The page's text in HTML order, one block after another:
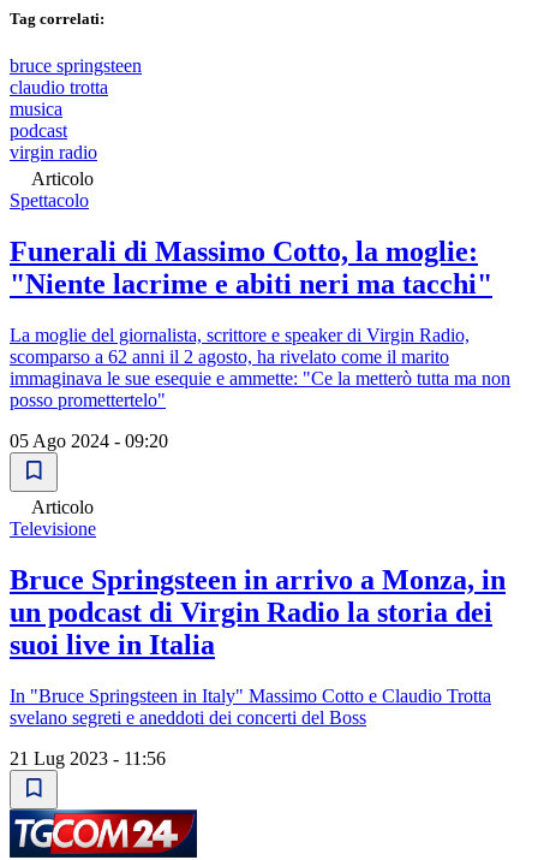
Tag correlati:
bruce springsteen
claudio trotta
musica
podcast
virgin radio
Articolo
Spettacolo
Funerali di Massimo Cotto, la moglie:
"Niente lacrime e abiti neri ma tacchi"
La moglie del giornalista, scrittore e speaker di Virgin Radio,
scomparso a 62 anni il 2 agosto, ha rivelato come il marito
immaginava le sue esequie e ammette: "Ce la metterò tutta ma non
posso promettertelo"
05 Ago 2024 - 09:20
Articolo
Televisione
Bruce Springsteen in arrivo a Monza, in
un podcast di Virgin Radio la storia dei
suoi live in Italia
In "Bruce Springsteen in Italy" Massimo Cotto e Claudio Trotta
svelano segreti e aneddoti dei concerti del Boss
21 Lug 2023 - 11:56